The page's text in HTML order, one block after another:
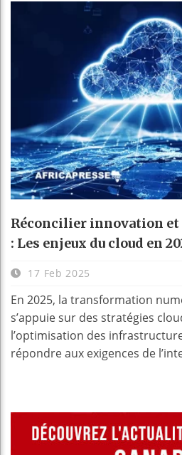
Réconcilier innovation et
: Les enjeux du cloud en
17 Feb 2025
En 2025, la transformation
s’appuie sur des stratégies
l’optimisation des
répondre aux exigences de